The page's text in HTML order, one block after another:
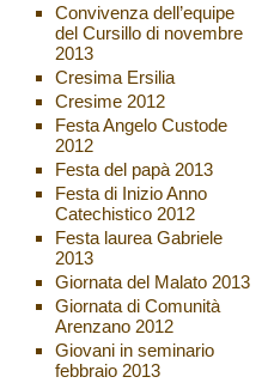
Convivenza dell’equipe
del Cursillo di novembre
2013
Cresima Ersilia
Cresime 2012
Festa Angelo Custode
2012
Festa del papà 2013
Festa di Inizio Anno
Catechistico 2012
Festa laurea Gabriele
2013
Giornata del Malato 2013
Giornata di Comunità
Arenzano 2012
Giovani in seminario
febbraio 2013